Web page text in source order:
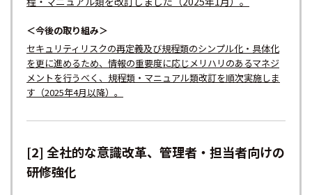
＜今後の取り組み＞
セキュリティリスクの再定義及び規程類のシンプル化・具体化
を更に進めるため、情報の重要度に応じメリハリのあるマネジ
メントを行うべく、規程類・マニュアル類改訂を順次実施しま
す（2025年4月以降）。
[2] 全社的な意識改革、管理者・担当者向けの
研修強化